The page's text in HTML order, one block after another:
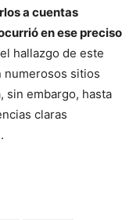
a cuentas
en ese preciso
hallazgo de este
numerosos sitios
sin embargo, hasta
claras